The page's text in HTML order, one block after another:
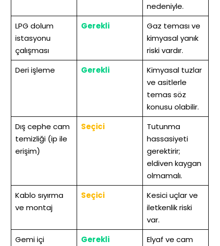
nedeniyle.
LPG dolum
istasyonu
çalışması
Gerekli
Gaz teması ve
kimyasal yanık
riski vardır.
Deri işleme
Gerekli
Kimyasal tuzlar
ve asitlerle
temas söz
konusu olabilir.
Dış cephe cam
temizliği (ip ile
erişim)
Seçici
Tutunma
hassasiyeti
gerektirir;
eldiven kaygan
olmamalı.
Kablo sıyırma
ve montaj
Seçici
Kesici uçlar ve
iletkenlik riski
var.
Gemi içi
Gerekli
Elyaf ve cam